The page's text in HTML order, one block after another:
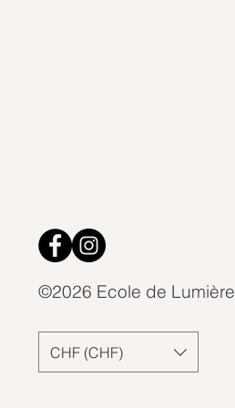
©2026 Ecole de Lumière
CHF (CHF)